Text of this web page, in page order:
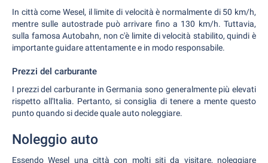
In città come Wesel, il limite di velocità è normalmente di 50 km/h,
mentre sulle autostrade può arrivare fino a 130 km/h. Tuttavia,
sulla famosa Autobahn, non c'è limite di velocità stabilito, quindi è
importante guidare attentamente e in modo responsabile.
Prezzi del carburante
I prezzi del carburante in Germania sono generalmente più elevati
rispetto all'Italia. Pertanto, si consiglia di tenere a mente questo
punto quando si decide quale auto noleggiare.
Noleggio auto
Essendo Wesel una città con molti siti da visitare, noleggiare